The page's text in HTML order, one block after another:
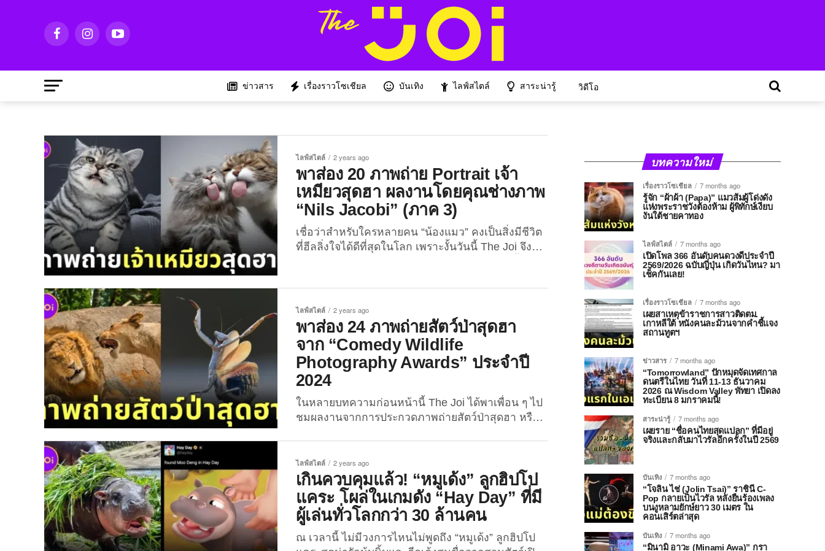
ข่าวสาร เรื่องราวโซเชียล บันเทิง ไลฟ์สไตล์ สาระน่ารู้ วิดีโอ
ไลฟ์สไตล์ 2 years ago
พาส่อง 20 ภาพถ่าย Portrait เจ้า
เหมียวสุดฮา ผลงานโดยคุณช่างภาพ
“Nils Jacobi” (ภาค 3)
เชื่อว่าสำหรับใครหลายคน “น้องแมว” คงเป็นสิ่งมีชีวิต
ที่ฮีลลิ่งใจได้ดีที่สุดในโลก เพราะงั้นวันนี้ The Joi จึงนำ
คุณช่างภาพ “Nils Jacobi” (ภาค 3) ผู้เป็นเจ้าของแอค
เคาท์ Instagram @furryfritz ที่มีผู้ติดตามกว่า 9.5 แสน
คน! บอกเลยว่าฝีมือการถ่ายภาพของเขานั้นไม่
ธรรมดา..แถมภาพที่ออกมาทั้งฮาและน่ารักแบบสุด ๆ
ว่าแล้วก็อย่ารอช้า..ตามไปส่องผลงานการลั่นชัตเตอร์
เก็บภาพน้องแมวหลายต่อหลายตัวในอิริยาบถต่าง ๆ
ของเขากันดีกว่า! 1....
ไลฟ์สไตล์ 2 years ago
พาส่อง 24 ภาพถ่ายสัตว์ป่าสุดฮา
จาก “Comedy Wildlife
Photography Awards” ประจำปี
2024
ในหลายบทความก่อนหน้านี้ The Joi ได้พาเพื่อน ๆ ไป
ชมผลงานจากการประกวดภาพถ่ายสัตว์ป่าสุดฮา หรือ
ชาวเน็ตไทยจำนวนมากและเรียกเสียงหัวเราะจากพวก
เขาได้อย่างล้นหลาม และปีนี้ก็ยังคงมีการจัดการ
ประกวดภาพถ่าย “Comedy Wildlife Photography
Awards” อย่างเช่นทุกปีที่ผ่านมา โดยมีผลงานถูกส่งเข้า
มาประกวดเกือบ 9,000 ภาพ จาก 98 ประเทศทั่วโลก
...
ไลฟ์สไตล์ 2 years ago
เกินควบคุมแล้ว! “หมูเด้ง” ลูกฮิปโป
แคระ โผล่ในเกมดัง “Hay Day” ที่มี
ผู้เล่นทั่วโลกกว่า 30 ล้านคน
ณ เวลานี้ ไม่มีวงการไหนไม่พูดถึง “หมูเด้ง” ลูกฮิปโป
บทความใหม่
เรื่องราวโซเชียล
7 months ago
รู้จัก “ผ้าผ้า (Papa)” แมวส้มผู้โด่งดัง
แห่งพระราชวังต้องห้าม ผู้พิทักษ์เงียบ
งันใต้ชายคาทอง
ไลฟ์สไตล์
7 months ago
เปิดโพล 366 อันดับคนดวงดีประจำปี
2569/2026 ฉบับญี่ปุ่น เกิดวันไหน? มา
เช็คกันเลย!
เรื่องราวโซเชียล
7 months ago
เผยสาเหตุข้าราชการสาวติดตม.
เกาหลีใต้ หนังคนละม้วนจากคำชี้แจง
สถานทูตฯ
ข่าวสาร
7 months ago
“Tomorrowland” ปักหมุดจัดเทศกาล
ดนตรีในไทย วันที่ 11-13 ธันวาคม
2026 ณ Wisdom Valley พัทยา เปิดลง
ทะเบียน 8 มกราคมนี้!
สาระน่ารู้
7 months ago
เผยราย “ชื่อคนไทยสุดแปลก” ที่มีอยู่
จริงและกลับมาไวรัลอีกครั้งในปี 2569
บันเทิง
7 months ago
“โจลิน ไช่ (Jolin Tsai)” ราชินี C-
Pop กลายเป็นไวรัล หลังยืนร้องเพลง
บนงูหลามยักษ์ยาว 30 เมตร ใน
คอนเสิร์ตล่าสุด
บันเทิง
7 months ago
“มินามิ อาวะ (Minami Awa)” กรา